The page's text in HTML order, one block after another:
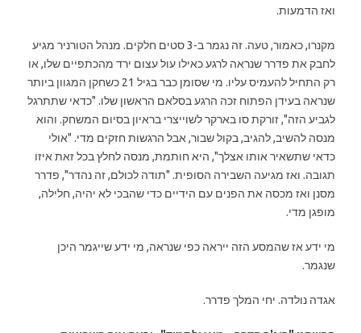
ואז הדמעות.
מקנרו, כאמור, טעה. זה נגמר ב-3 סטים חלקים. מנהל הטורניר מגיע
לחבק את פדרר שנראה לרגע כאילו עול עצום ירד מהכתפיים שלו, או
רק התחיל להעמיס עליו. מי שסומן כבר בגיל 21 כשחקן המגוון ביותר
שנראה בעידן הפתוח זכה הרגע בסלאם הראשון שלו. "כדאי שתתרגל
לגביע הזה", זורקת סו בארקר לשוייצרי בראיון בסיום המשחק. והוא
מנסה להשיב, להגיב, בקול שבור, אבל הרגשות חזקים מדי. "אולי
כדאי שתשאיר אותו אצלך", היא חותמת, מנסה לחלץ בכל זאת איזו
תגובה. ואז מגיעה השבירה הסופית. "תודה לכולם, זה נהדר", פדרר
מסנן ואז מכסה את הפנים עם הידיים כדי שהבכי לא יהיה, חלילה,
מופגן מדי.
מי ידע אז שהמסע הזה ייראה כפי שנראה, מי ידע שייגמר היכן
שנגמר.
אגדה נולדה. יחי המלך פדרר.